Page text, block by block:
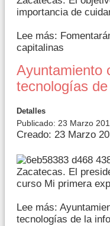
importancia de
Lee más:
capitalinas
Ayuntamiento
tecnologías
Detalles
Publicado: 23 Marzo
Creado: 23 Marzo
Zacatecas. El
curso Mi primera
Lee más:
tecnologías de la